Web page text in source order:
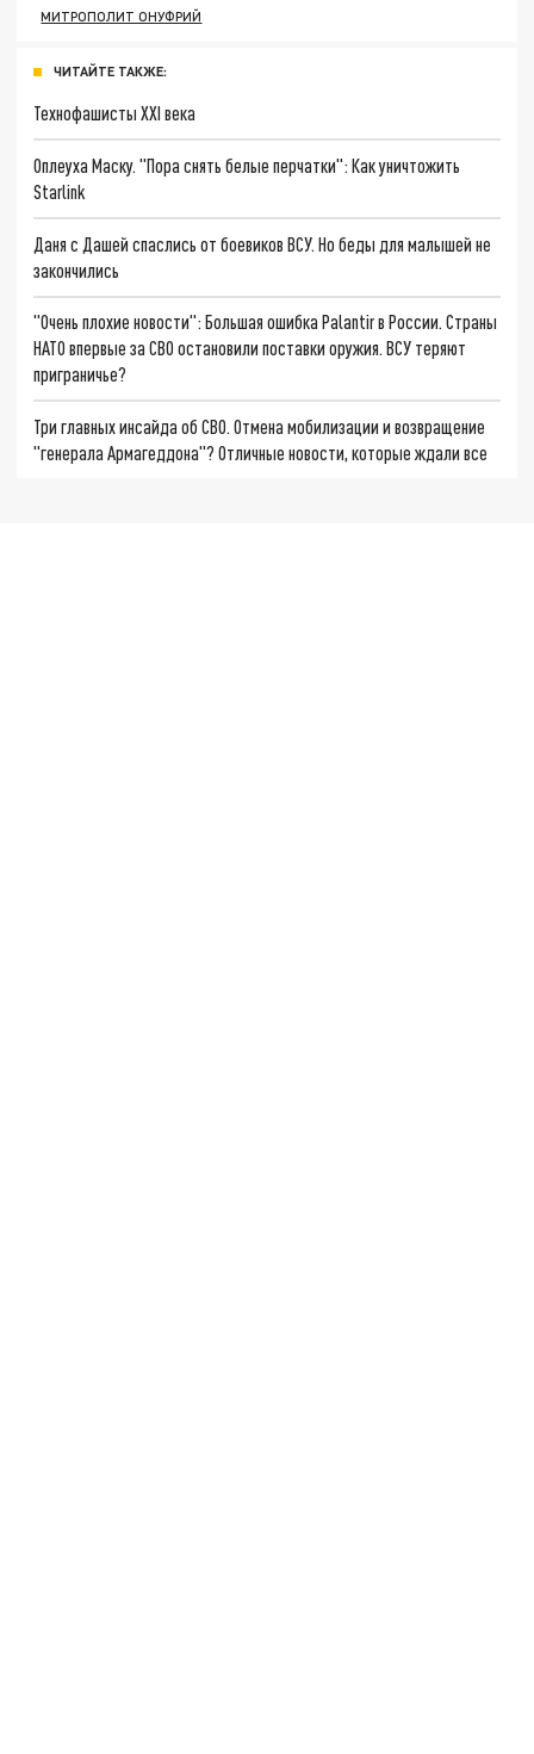
МИТРОПОЛИТ ОНУФРИЙ
ЧИТАЙТЕ ТАКЖЕ:
Технофашисты XXI века
Оплеуха Маску. "Пора снять белые перчатки": Как уничтожить
Starlink
Даня с Дашей спаслись от боевиков ВСУ. Но беды для малышей не
закончились
"Очень плохие новости": Большая ошибка Palantir в России. Страны
НАТО впервые за СВО остановили поставки оружия. ВСУ теряют
приграничье?
Три главных инсайда об СВО. Отмена мобилизации и возвращение
"генерала Армагеддона"? Отличные новости, которые ждали все